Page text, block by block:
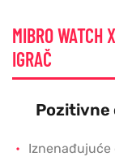
MIBRO WATCH
IGRAČ
Pozitivne
Iznenađujuće